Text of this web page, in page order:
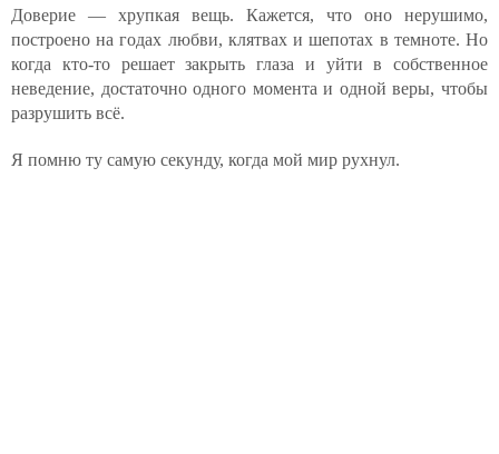
Доверие — хрупкая вещь. Кажется, что оно нерушимо,
построено на годах любви, клятвах и шепотах в темноте. Но
когда кто-то решает закрыть глаза и уйти в собственное
неведение, достаточно одного момента и одной веры, чтобы
разрушить всё.
Я помню ту самую секунду, когда мой мир рухнул.